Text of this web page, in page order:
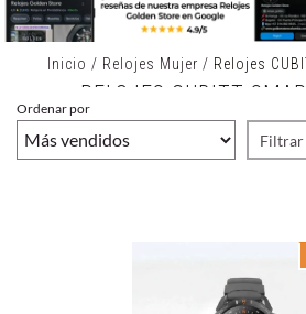
Inicio / Relojes Mujer / Relojes
RELOJES CUBITT
Ordenar por